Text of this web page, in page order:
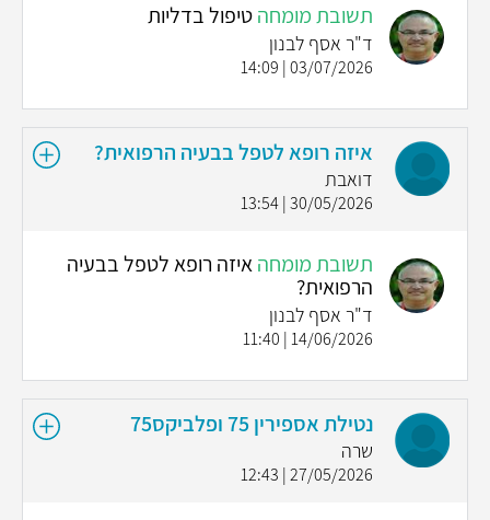
תשובת מומחהטיפול בדליות
ד"ר אסף לבנון
03/07/2026 | 14:09
איזה רופא לטפל בבעיה הרפואית?
דואבת
30/05/2026 | 13:54
תשובת מומחהאיזה רופא לטפל בבעיה
הרפואית?
ד"ר אסף לבנון
14/06/2026 | 11:40
נטילת אספירין 75 ופלביקס75
שרה
27/05/2026 | 12:43